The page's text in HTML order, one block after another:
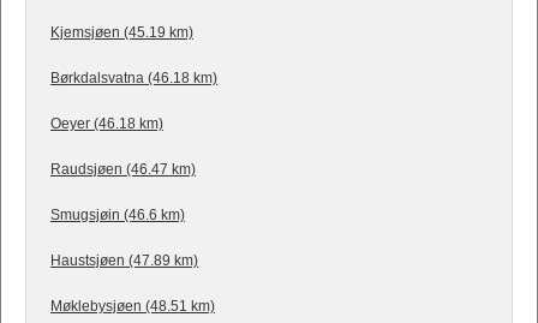
Kjemsjøen (45.19 km)
Børkdalsvatna (46.18 km)
Oeyer (46.18 km)
Raudsjøen (46.47 km)
Smugsjøin (46.6 km)
Haustsjøen (47.89 km)
Møklebysjøen (48.51 km)